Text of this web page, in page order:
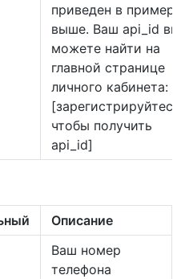
приведен в примере
выше. Ваш api_id вы
можете найти на
главной странице
личного кабинета:
[зарегистрируйтесь,
чтобы получить
api_id]
Описание
Ваш номер
телефона